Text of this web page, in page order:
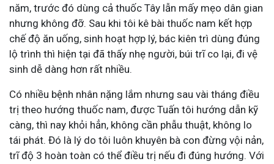
năm, trước đó dùng cả thuốc Tây lẫn mấy mẹo dân gian
nhưng không đỡ. Sau khi tôi kê bài thuốc nam kết hợp
chế độ ăn uống, sinh hoạt hợp lý, bác kiên trì dùng đúng
lộ trình thì hiện tại đã thấy nhẹ người, búi trĩ co lại, đi vệ
sinh dễ dàng hơn rất nhiều.
Có nhiều bệnh nhân nặng lắm nhưng sau vài tháng điều
trị theo hướng thuốc nam, được Tuấn tôi hướng dẫn kỹ
càng, thì nay khỏi hẳn, không cần phẫu thuật, không lo
tái phát. Đó là lý do tôi luôn khuyên bà con đừng vội nản,
trĩ độ 3 hoàn toàn có thể điều trị nếu đi đúng hướng. Với